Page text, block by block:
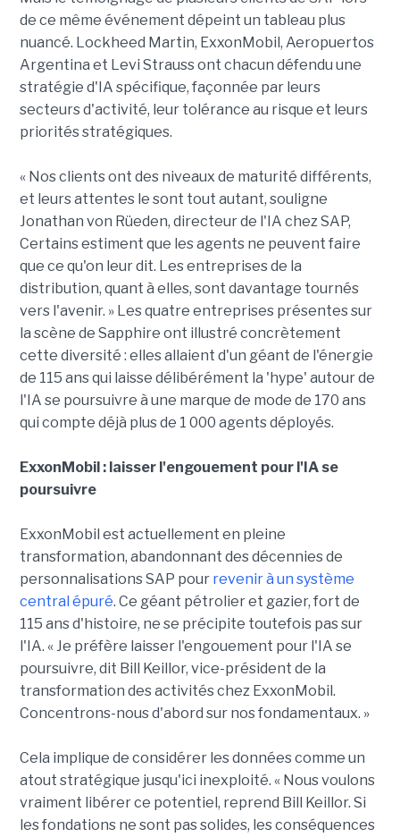
de ce même événement dépeint un tableau plus
nuancé. Lockheed Martin, ExxonMobil, Aeropuertos
Argentina et Levi Strauss ont chacun défendu une
stratégie d'IA spécifique, façonnée par leurs
secteurs d'activité, leur tolérance au risque et leurs
priorités stratégiques.
« Nos clients ont des niveaux de maturité différents,
et leurs attentes le sont tout autant, souligne
Jonathan von Rüeden, directeur de l'IA chez SAP,
Certains estiment que les agents ne peuvent faire
que ce qu'on leur dit. Les entreprises de la
distribution, quant à elles, sont davantage tournés
vers l'avenir. » Les quatre entreprises présentes sur
la scène de Sapphire ont illustré concrètement
cette diversité : elles allaient d'un géant de l'énergie
de 115 ans qui laisse délibérément la 'hype' autour de
l'IA se poursuivre à une marque de mode de 170 ans
qui compte déjà plus de 1 000 agents déployés.
ExxonMobil : laisser l'engouement pour l'IA se
poursuivre
ExxonMobil est actuellement en pleine
transformation, abandonnant des décennies de
personnalisations SAP pour revenir à un système
central épuré. Ce géant pétrolier et gazier, fort de
115 ans d'histoire, ne se précipite toutefois pas sur
l'IA. « Je préfère laisser l'engouement pour l'IA se
poursuivre, dit Bill Keillor, vice-président de la
transformation des activités chez ExxonMobil.
Concentrons-nous d'abord sur nos fondamentaux. »
Cela implique de considérer les données comme un
atout stratégique jusqu'ici inexploité. « Nous voulons
vraiment libérer ce potentiel, reprend Bill Keillor. Si
les fondations ne sont pas solides, les conséquences